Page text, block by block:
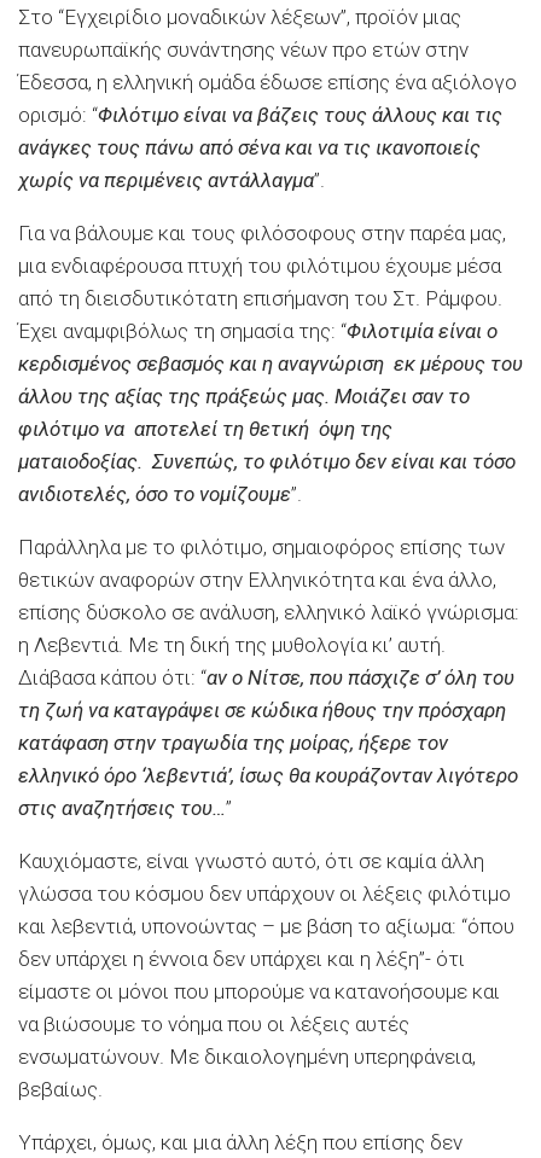
Στο “Εγχειρίδιο μοναδικών λέξεων”, προϊόν μιας
πανευρωπαϊκής συνάντησης νέων προ ετών στην
Έδεσσα, η ελληνική ομάδα έδωσε επίσης ένα αξιόλογο
ορισμό: “Φιλότιμο είναι να βάζεις τους άλλους και τις
ανάγκες τους πάνω από σένα και να τις ικανοποιείς
χωρίς να περιμένεις αντάλλαγμα”.
Για να βάλουμε και τους φιλόσοφους στην παρέα μας,
μια ενδιαφέρουσα πτυχή του φιλότιμου έχουμε μέσα
από τη διεισδυτικότατη επισήμανση του Στ. Ράμφου.
Έχει αναμφιβόλως τη σημασία της: “Φιλοτιμία είναι ο
κερδισμένος σεβασμός και η αναγνώριση εκ μέρους του
άλλου της αξίας της πράξεώς μας. Μοιάζει σαν το
φιλότιμο να αποτελεί τη θετική όψη της
ματαιοδοξίας. Συνεπώς, το φιλότιμο δεν είναι και τόσο
ανιδιοτελές, όσο το νομίζουμε”.
Παράλληλα με το φιλότιμο, σημαιοφόρος επίσης των
θετικών αναφορών στην Ελληνικότητα και ένα άλλο,
επίσης δύσκολο σε ανάλυση, ελληνικό λαϊκό γνώρισμα:
η Λεβεντιά. Με τη δική της μυθολογία κι’ αυτή.
Διάβασα κάπου ότι: “αν ο Νίτσε, που πάσχιζε σ’ όλη του
τη ζωή να καταγράψει σε κώδικα ήθους την πρόσχαρη
κατάφαση στην τραγωδία της μοίρας, ήξερε τον
ελληνικό όρο ‘λεβεντιά’, ίσως θα κουράζονταν λιγότερο
στις αναζητήσεις του…”
Καυχιόμαστε, είναι γνωστό αυτό, ότι σε καμία άλλη
γλώσσα του κόσμου δεν υπάρχουν οι λέξεις φιλότιμο
και λεβεντιά, υπονοώντας – με βάση το αξίωμα: “όπου
δεν υπάρχει η έννοια δεν υπάρχει και η λέξη”- ότι
είμαστε οι μόνοι που μπορούμε να κατανοήσουμε και
να βιώσουμε το νόημα που οι λέξεις αυτές
ενσωματώνουν. Με δικαιολογημένη υπερηφάνεια,
βεβαίως.
Υπάρχει, όμως, και μια άλλη λέξη που επίσης δεν